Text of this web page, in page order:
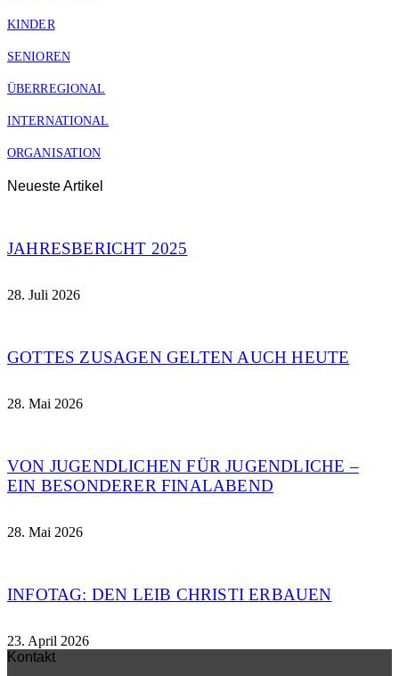
KINDER
SENIOREN
ÜBERREGIONAL
INTERNATIONAL
ORGANISATION
Neueste Artikel
JAHRESBERICHT 2025
28. Juli 2026
GOTTES ZUSAGEN GELTEN AUCH HEUTE
28. Mai 2026
VON JUGENDLICHEN FÜR JUGENDLICHE –
EIN BESONDERER FINALABEND
28. Mai 2026
INFOTAG: DEN LEIB CHRISTI ERBAUEN
23. April 2026
Kontakt